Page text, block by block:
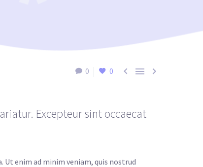
0 0   
Excepteur sint occaecat
enim ad minim veniam, quis nostrud